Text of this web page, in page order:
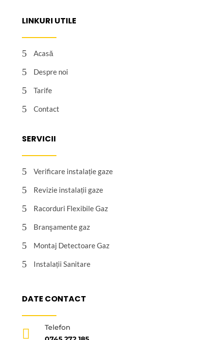
LINKURI UTILE
5 Acasă
5 Despre noi
5 Tarife
5 Contact
SERVICII
5 Verificare instalație gaze
5 Revizie instalații gaze
5 Racorduri Flexibile Gaz
5 Branşamente gaz
5 Montaj Detectoare Gaz
5 Instalații Sanitare
DATE CONTACT

Telefon